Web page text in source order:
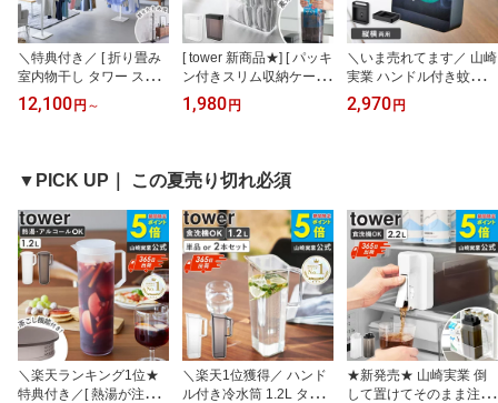
＼特典付き／ [ 折り畳み
室内物干し タワー スリ
ム/1連/2連/2段 tower 山
崎実業 ]室内物干し 折り
パクト 省スペース ラン
ドリー ハンガーラック
洗濯物干し ホワイト ブ
ラック 6619 6620 Works
12,100円 ～
[ tower 新商品★] [ パッキ
ン付きスリム収納ケース
タワー 2.3L 山崎実業 ] 麦
茶パック 容器 保存容器
れ お茶パック 収納 スト
ッカー パッキン付き 耐
熱 耐冷 調味料入れ おし
ゃれ 黒 白 ホワイト ブラ
ック 10391 10392 Work
s
1,980円
＼いま売れてます／ 山崎
実業 ハンドル付き蚊取り
線香スタンド タワー tow
er 蚊取り線香ホルダー
策 玄関 夏 ベランダ 持ち
運び ブラック 5849 タワ
ーシリーズ Works
2,970円
▼PICK UP｜ この夏売り切れ必須
＼楽天ランキング1位★
特典付き／[ 熱湯が注げ
＼楽天1位獲得／ ハンド
ル付き冷水筒 1.2L タワ
★新発売★ 山崎実業 倒
して置けてそのまま注げ